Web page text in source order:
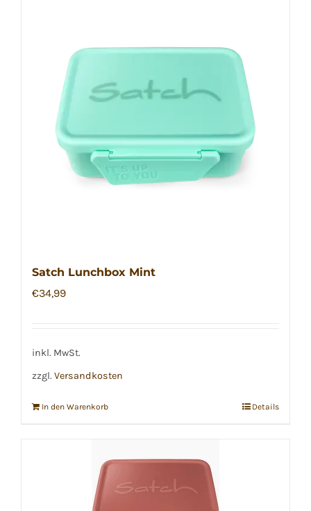
Satch Lunchbox Mint
€34,99
inkl. MwSt.
zzgl. Versandkosten
In den Warenkorb Details